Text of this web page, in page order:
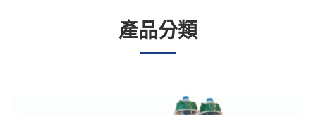
產品分類